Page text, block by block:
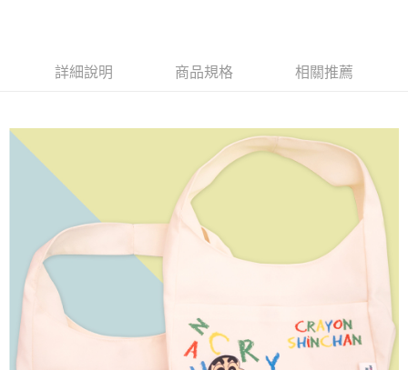
２．便利：只要手機號碼，簡訊認證，即可結帳。
１．於結帳方式選擇「AFTEE先享後付」後，將跳轉至「AFTEE先享後付」
結帳頁面，進行簡訊認證並確認金額後，即可完成結帳。
２．訂單成立數日內，您將收到繳費通知簡訊。
３．收到繳費通知簡訊後14天內，點擊此簡訊中的連結，可透過四大超商／
ATM／網路銀行／等多元方式進行付款，方視為交易完成。
※ 請注意：結帳手續完成當下不需立刻繳費，但若您需要取消訂單，請聯絡
購買商品的店家。未經商家同意取消之訂單仍視為有效，需透過AFTEE先享
後付繳納相關費用。
※ 交易是否成功請以「AFTEE先享後付 」之結帳頁面顯示為準，若有關於
是否繳費成功／繳費後需取消欲退款等相關疑問，請聯繫「AFTEE先享後付
客戶支援中心」
【注意事項】
１．透過由恩沛科技股份有限公司提供之「AFTEE先享後付」服務完成之交
易，需依本服務之必要範圍內提供個人資料，並將交易相關給付款項請求債
付款後全家取貨
每筆NT$60，滿NT$499(含以上)免運費
7-11付款取貨
每筆NT$60，滿NT$499(含以上)免運費
付款後7-11取貨
每筆NT$60，滿NT$499(含以上)免運費
宅配
每筆NT$120，滿NT$499(含以上)免運費
詳細說明 商品規格 相關推薦